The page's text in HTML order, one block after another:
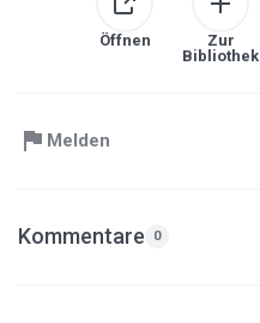
Öffnen
Zur
Bibliothek
Melden
Kommentare 0